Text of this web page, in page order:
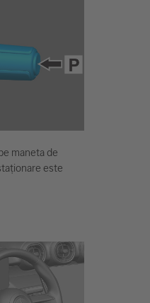
maneta de
este